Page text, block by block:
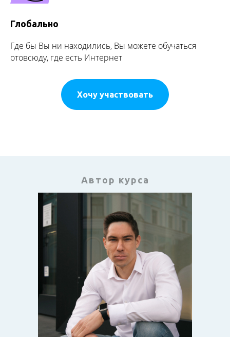
Глобально
Где бы Вы ни находились, Вы можете обучаться
отовсюду, где есть Интернет
Хочу участвовать
Автор курса